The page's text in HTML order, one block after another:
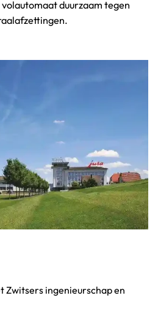
duurzaam tegen
Zwitsers ingenieurschap en